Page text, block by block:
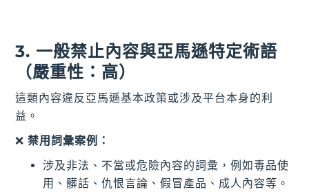
3. 一般禁止內容與亞馬遜特定術語
（嚴重性：高）
這類內容違反亞馬遜基本政策或涉及平台本身的利
益。
❌禁用詞彙案例：
涉及非法、不當或危險內容的詞彙，例如毒品使
用、髒話、仇恨言論、假冒產品、成人內容等。